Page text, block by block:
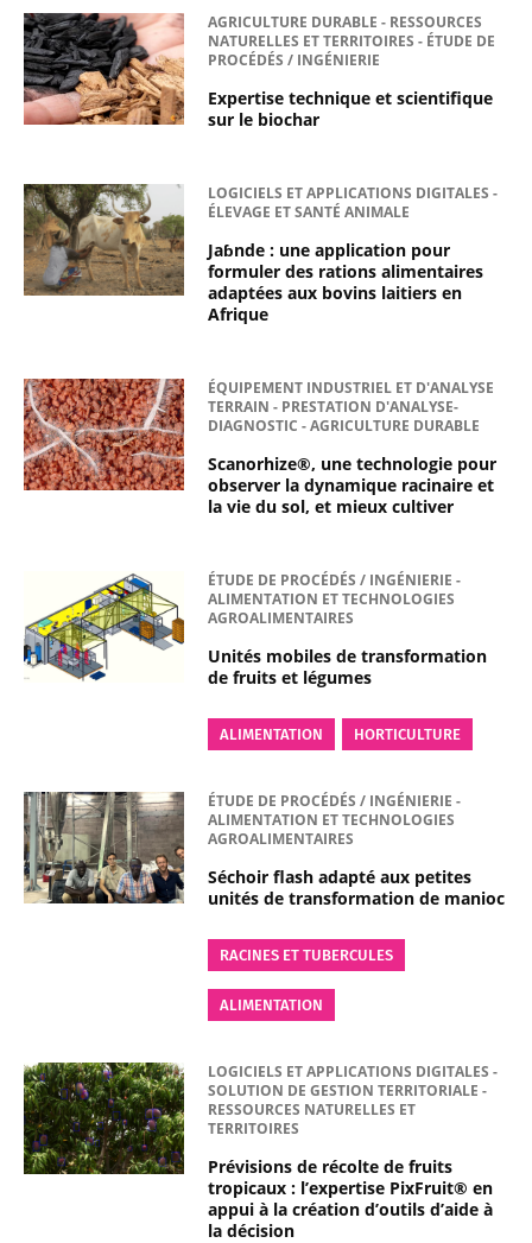
AGRICULTURE DURABLE - RESSOURCES
NATURELLES ET TERRITOIRES - ÉTUDE DE
PROCÉDÉS / INGÉNIERIE
Expertise technique et scientifique
sur le biochar
LOGICIELS ET APPLICATIONS DIGITALES -
ÉLEVAGE ET SANTÉ ANIMALE
Jaɓnde : une application pour
formuler des rations alimentaires
adaptées aux bovins laitiers en
Afrique
ÉQUIPEMENT INDUSTRIEL ET D'ANALYSE
TERRAIN - PRESTATION D'ANALYSE-
DIAGNOSTIC - AGRICULTURE DURABLE
Scanorhize®, une technologie pour
observer la dynamique racinaire et
la vie du sol, et mieux cultiver
ÉTUDE DE PROCÉDÉS / INGÉNIERIE -
ALIMENTATION ET TECHNOLOGIES
AGROALIMENTAIRES
Unités mobiles de transformation
de fruits et légumes
ALIMENTATION HORTICULTURE
ÉTUDE DE PROCÉDÉS / INGÉNIERIE -
ALIMENTATION ET TECHNOLOGIES
AGROALIMENTAIRES
Séchoir flash adapté aux petites
unités de transformation de manioc
RACINES ET TUBERCULES
ALIMENTATION
LOGICIELS ET APPLICATIONS DIGITALES -
SOLUTION DE GESTION TERRITORIALE -
RESSOURCES NATURELLES ET
TERRITOIRES
Prévisions de récolte de fruits
tropicaux : l’expertise PixFruit® en
appui à la création d’outils d’aide à
la décision